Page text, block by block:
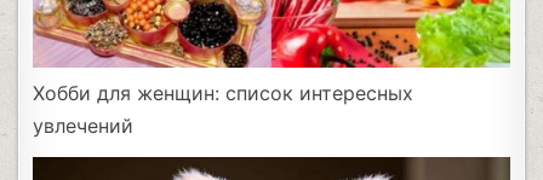
Хобби для женщин: список интересных
увлечений